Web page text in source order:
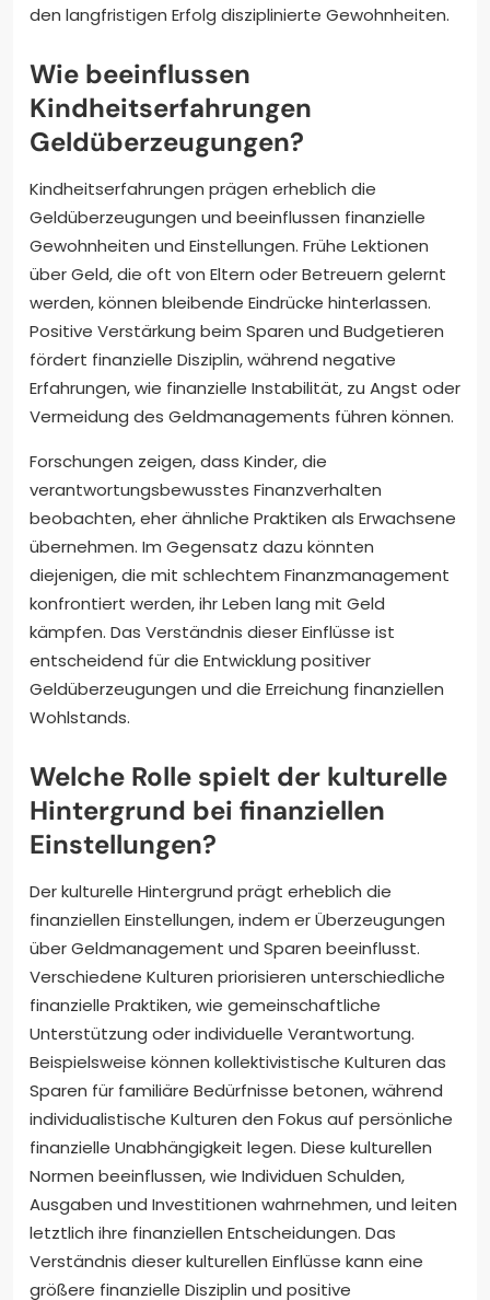
den langfristigen Erfolg disziplinierte Gewohnheiten.
Wie beeinflussen
Kindheitserfahrungen
Geldüberzeugungen?
Kindheitserfahrungen prägen erheblich die
Geldüberzeugungen und beeinflussen finanzielle
Gewohnheiten und Einstellungen. Frühe Lektionen
über Geld, die oft von Eltern oder Betreuern gelernt
werden, können bleibende Eindrücke hinterlassen.
Positive Verstärkung beim Sparen und Budgetieren
fördert finanzielle Disziplin, während negative
Erfahrungen, wie finanzielle Instabilität, zu Angst oder
Vermeidung des Geldmanagements führen können.
Forschungen zeigen, dass Kinder, die
verantwortungsbewusstes Finanzverhalten
beobachten, eher ähnliche Praktiken als Erwachsene
übernehmen. Im Gegensatz dazu könnten
diejenigen, die mit schlechtem Finanzmanagement
konfrontiert werden, ihr Leben lang mit Geld
kämpfen. Das Verständnis dieser Einflüsse ist
entscheidend für die Entwicklung positiver
Geldüberzeugungen und die Erreichung finanziellen
Wohlstands.
Welche Rolle spielt der kulturelle
Hintergrund bei finanziellen
Einstellungen?
Der kulturelle Hintergrund prägt erheblich die
finanziellen Einstellungen, indem er Überzeugungen
über Geldmanagement und Sparen beeinflusst.
Verschiedene Kulturen priorisieren unterschiedliche
finanzielle Praktiken, wie gemeinschaftliche
Unterstützung oder individuelle Verantwortung.
Beispielsweise können kollektivistische Kulturen das
Sparen für familiäre Bedürfnisse betonen, während
individualistische Kulturen den Fokus auf persönliche
finanzielle Unabhängigkeit legen. Diese kulturellen
Normen beeinflussen, wie Individuen Schulden,
Ausgaben und Investitionen wahrnehmen, und leiten
letztlich ihre finanziellen Entscheidungen. Das
Verständnis dieser kulturellen Einflüsse kann eine
größere finanzielle Disziplin und positive